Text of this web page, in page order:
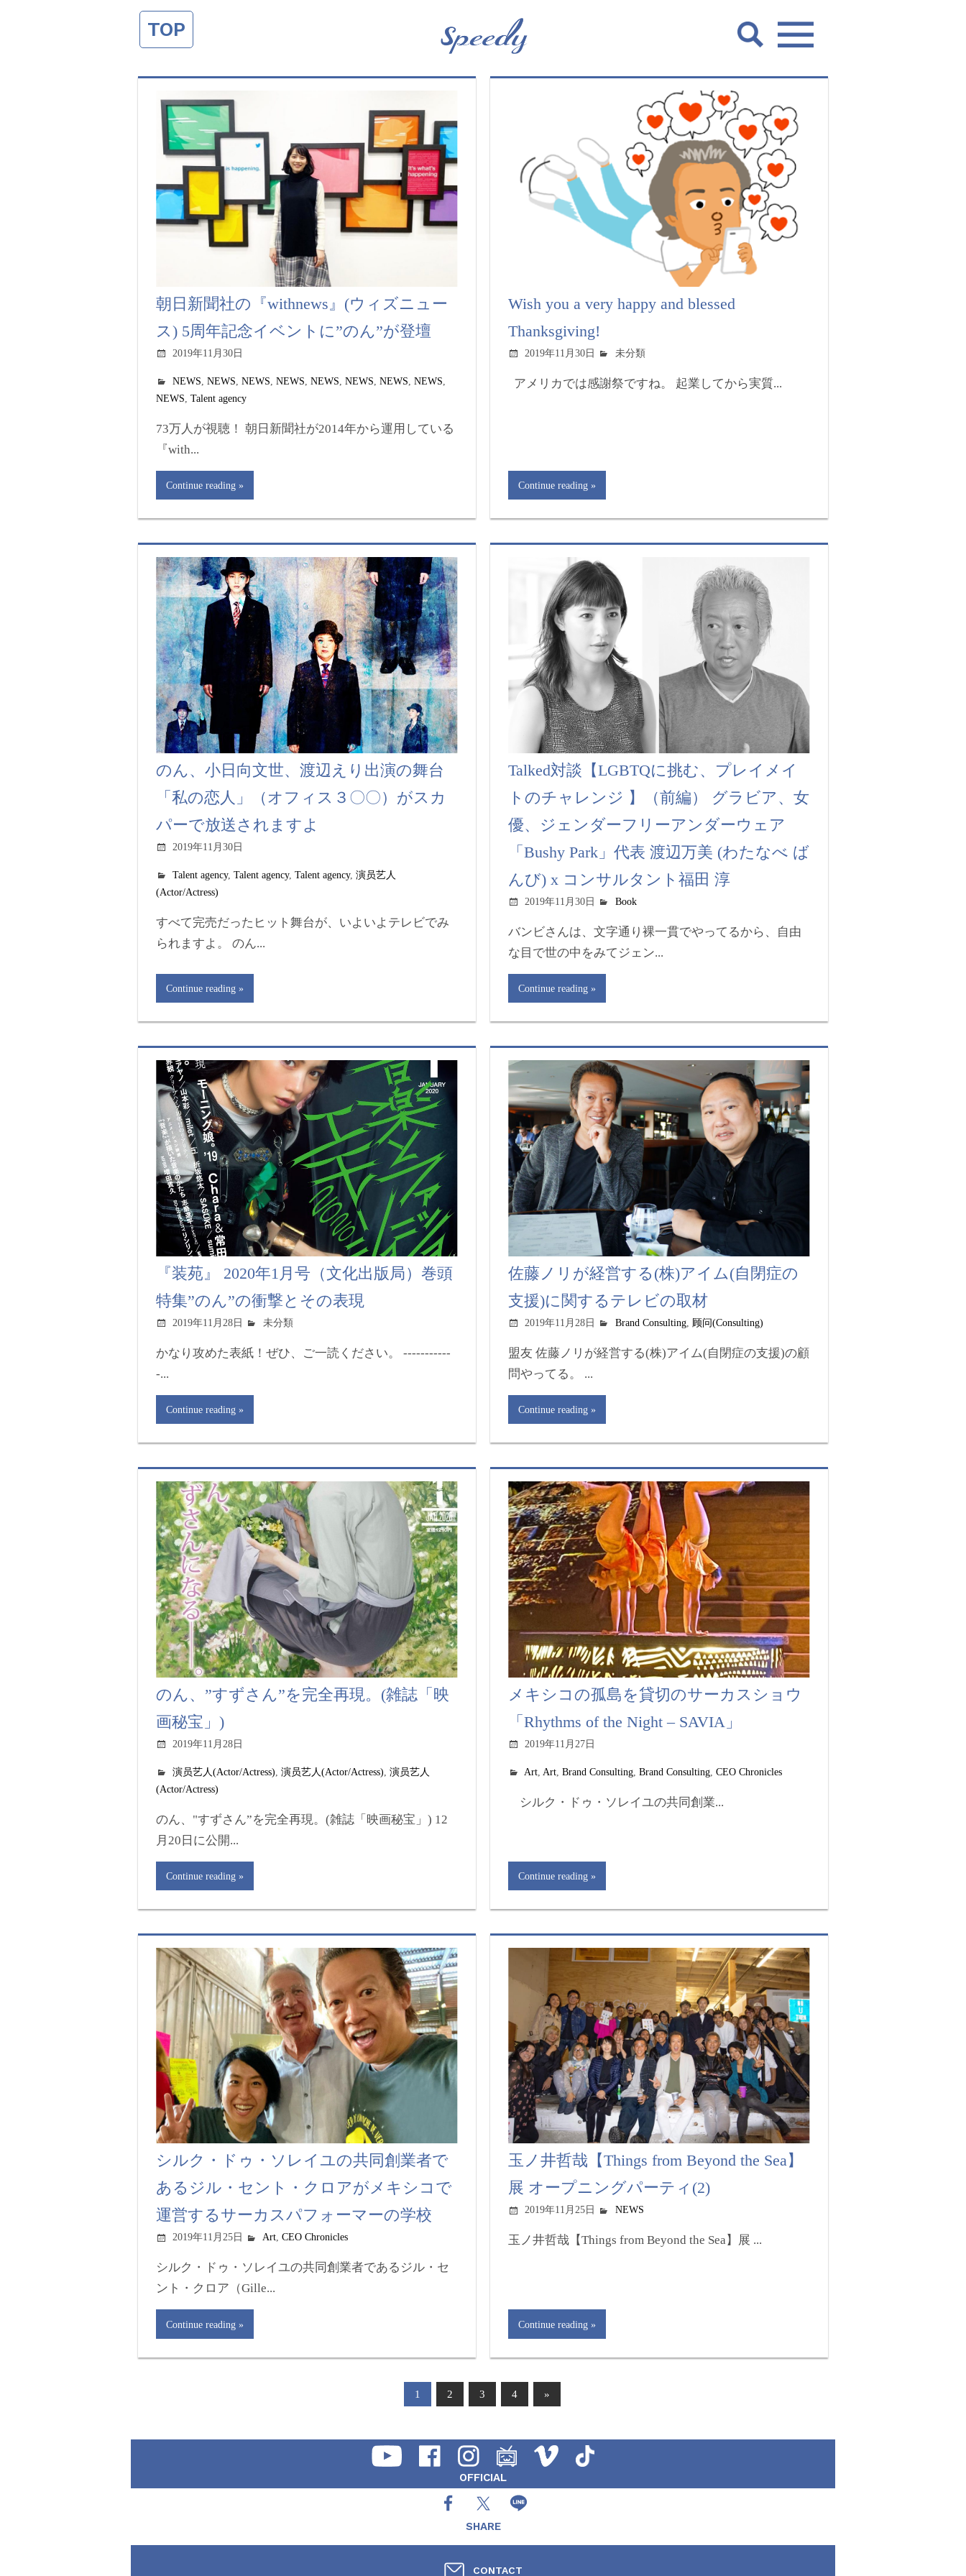
TOP
朝日新聞社の『withnews』(ウィズニュー
ス) 5周年記念イベントに”のん”が登壇
2019年11月30日
NEWS ,NEWS ,NEWS ,NEWS ,NEWS ,NEWS ,NEWS ,NEWS
NEWS ,Talent agency
73万人が視聴！ 朝日新聞社が2014年から運用している
『with...
Continue reading
Wish you a very happy and blessed
Thanksgiving!
2019年11月30日 未分類
アメリカでは感謝祭ですね。 起業してから実質...
Continue reading
のん、小日向文世、渡辺えり出演の舞台
「私の恋人」（オフィス３〇〇）がスカ
パーで放送されますよ
2019年11月30日
Talent agency,Talent agency,Talent agency,演员艺人
(Actor/Actress)
すべて完売だったヒット舞台が、いよいよテレビでみ
られますよ。 のん...
Continue reading
Talked対談【LGBTQに挑む、プレイメイ
トのチャレンジ 】（前編） グラビア、女
優、ジェンダーフリーアンダーウェア
「Bushy Park」代表 渡辺万美 (わたなべ ば
んび) x コンサルタント福田 淳
2019年11月30日 Book
バンビさんは、文字通り裸一貫でやってるから、自由
な目で世の中をみてジェン...
Continue reading
『装苑』 2020年1月号（文化出版局）巻頭
特集”のん”の衝撃とその表現
2019年11月28日 未分類
かなり攻めた表紙！ぜひ、ご一読ください。 -----------
-...
Continue reading
佐藤ノリが経営する(株)アイム(自閉症の
支援)に関するテレビの取材
2019年11月28日 Brand Consulting, 顾问(Consulting)
盟友 佐藤ノリが経営する(株)アイム(自閉症の支援)の顧
問やってる。 ...
Continue reading
のん、”すずさん”を完全再現。(雑誌「映
画秘宝」)
2019年11月28日
演员艺人(Actor/Actress) ,演员艺人(Actor/Actress) ,演员艺人
(Actor/Actress)
のん、"すずさん”を完全再現。(雑誌「映画秘宝」) 12
月20日に公開...
Continue reading
メキシコの孤島を貸切のサーカスショウ
「Rhythms of the Night – SAVIA」
2019年11月27日
Art Art ,Brand Consulting ,Brand Consulting ,CEO Chronicles
シルク・ドゥ・ソレイユの共同創業...
Continue reading
シルク・ドゥ・ソレイユの共同創業者で
あるジル・セント・クロアがメキシコで
運営するサーカスパフォーマーの学校
2019年11月25日 Art, CEO Chronicles
シルク・ドゥ・ソレイユの共同創業者であるジル・セ
ント・クロア（Gille...
Continue reading
玉ノ井哲哉【Things from Beyond the Sea】
展 オープニングパーティ(2)
2019年11月25日 NEWS
玉ノ井哲哉【Things from Beyond the Sea】展 ...
Continue reading
1 2 3 4 »
OFFICIAL
SHARE
CONTACT